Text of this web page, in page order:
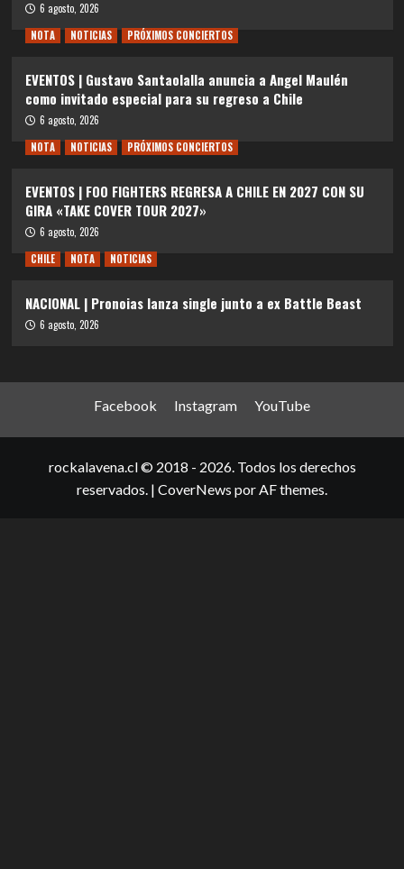
6 agosto, 2026
NOTA
NOTICIAS PRÓXIMOS CONCIERTOS
EVENTOS | Gustavo Santaolalla anuncia a Angel Maulén
como invitado especial para su regreso a Chile
6 agosto, 2026
NOTA
NOTICIAS PRÓXIMOS CONCIERTOS
EVENTOS | FOO FIGHTERS REGRESA A CHILE EN 2027 CON SU
GIRA «TAKE COVER TOUR 2027»
6 agosto, 2026
CHILE
NOTA NOTICIAS
NACIONAL | Pronoias lanza single junto a ex Battle Beast
6 agosto, 2026
Facebook Instagram YouTube
rockalavena.cl © 2018 - 2026. Todos los derechos
reservados. | CoverNews por AF themes.